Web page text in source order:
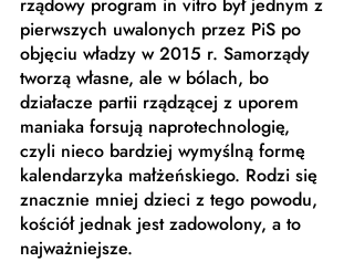
pierwszych uwalonych przez PiS po
objęciu władzy w 2015 r. Samorządy
tworzą własne, ale w bólach, bo
działacze partii rządzącej z uporem
maniaka forsują naprotechnologię,
czyli nieco bardziej wymyślną formę
kalendarzyka małżeńskiego. Rodzi się
znacznie mniej dzieci z tego powodu,
kościół jednak jest zadowolony, a to
najważniejsze.